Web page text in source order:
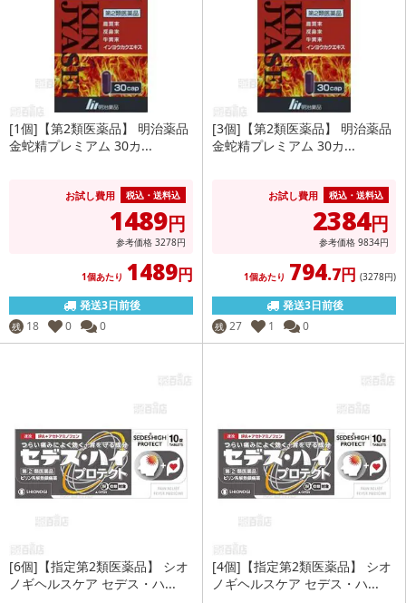
[1個]【第2類医薬品】 明治薬品
金蛇精プレミアム 30カ...
お試し費用 税込・送料込
1489円
参考価格 3278円
1個あたり 1489円
発送3日前後
残 18 0 0
[3個]【第2類医薬品】 明治薬品
金蛇精プレミアム 30カ...
お試し費用 税込・送料込
2384円
参考価格 9834円
1個あたり 794.7円 (3278円)
発送3日前後
残 27 1 0
[6個]【指定第2類医薬品】 シオ
ノギヘルスケア セデス・ハ...
[4個]【指定第2類医薬品】 シオ
ノギヘルスケア セデス・ハ...